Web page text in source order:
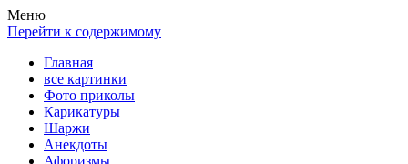
Весела хата — прикольные картинки, смешные истории, клипы!
Покажем всем ваши фото приколы, карикатуры, шаржи, стихи,
Меню
Перейти к содержимому
Главная
все картинки
Фото приколы
Карикатуры
Шаржи
Анекдоты
Афоризмы